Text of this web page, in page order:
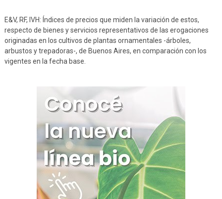
E&V, RF, IVH: Índices de precios que miden la variación de estos,
respecto de bienes y servicios representativos de las erogaciones
originadas en los cultivos de plantas ornamentales -árboles,
arbustos y trepadoras-, de Buenos Aires, en comparación con los
vigentes en la fecha base.